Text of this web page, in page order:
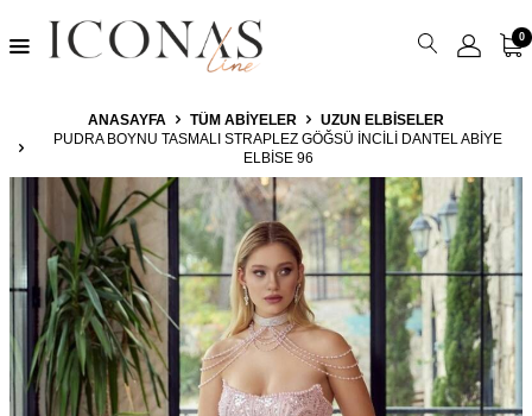
0
ANASAYFA TÜM ABIYELER
UZUN ELBISELER
PUDRA BOYNU TASMALI STRAPLEZ GÖĞSÜ İNCILI DANTEL ABIYE
ELBISE 96